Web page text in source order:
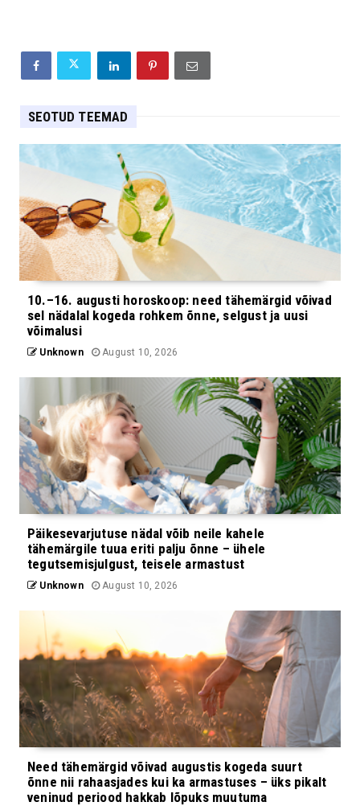
SEOTUD TEEMAD
10.–16. augusti horoskoop: need tähemärgid võivad
sel nädalal kogeda rohkem õnne, selgust ja uusi
võimalusi
Unknown August 10, 2026
Päikesevarjutuse nädal võib neile kahele
tähemärgile tuua eriti palju õnne – ühele
tegutsemisjulgust, teisele armastust
Unknown August 10, 2026
Need tähemärgid võivad augustis kogeda suurt
õnne nii rahaasjades kui ka armastuses – üks pikalt
veninud periood hakkab lõpuks muutuma